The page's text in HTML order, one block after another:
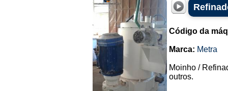
Código da
Marca: Metra
Moinho /
outros.